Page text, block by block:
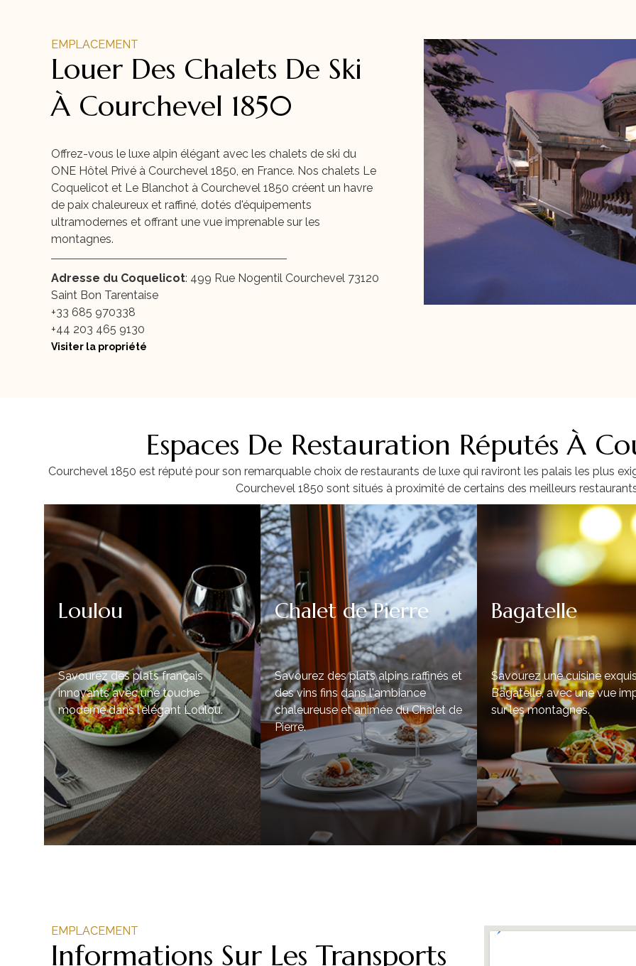
EMPLACEMENT
Louer Des Chalets De Ski
À Courchevel 1850
Offrez-vous le luxe alpin élégant avec les chalets de ski du
ONE Hôtel Privé à Courchevel 1850, en France. Nos chalets Le
Coquelicot et Le Blanchot à Courchevel 1850 créent un havre
de paix chaleureux et raffiné, dotés d'équipements
ultramodernes et offrant une vue imprenable sur les
montagnes.
Adresse du Coquelicot: 499 Rue Nogentil Courchevel 73120
Saint Bon Tarentaise
+33 685 970338
+44 203 465 9130
Visiter la propriété
Espaces De Restauration Réputés À
Courchevel 1850 est réputé pour son remarquable choix de restaurants de luxe qui raviront les palais les plus
Courchevel 1850 sont situés à proximité de certains des meilleurs
Loulou​
Savourez des plats français
innovants avec une touche
moderne dans l'élégant Loulou.
Chalet de Pierre
Savourez des plats alpins raffinés et
des vins fins dans l'ambiance
chaleureuse et animée du Chalet de
Pierre.
Bagatelle
Savourez une cuisine
Bagatelle, avec une vue
sur les montagnes.
EMPLACEMENT
Informations Sur Les Transports